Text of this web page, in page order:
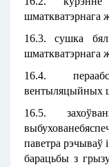
шматкватэрнага
16.3. сушка
шматкватэрнага
16.4.
вентыляцыйных
16.5.
паветра рэчываў
барацьбы з